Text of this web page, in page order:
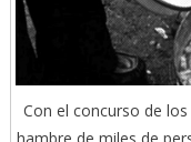
Con el concurso de
hambre de miles de